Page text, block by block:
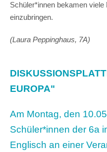
Schüler*innen bekamen
einzubringen.
(Laura Peppinghaus, 7A)
EUROPA"
Am Montag, den
Schüler*innen der 6a
Englisch an einer